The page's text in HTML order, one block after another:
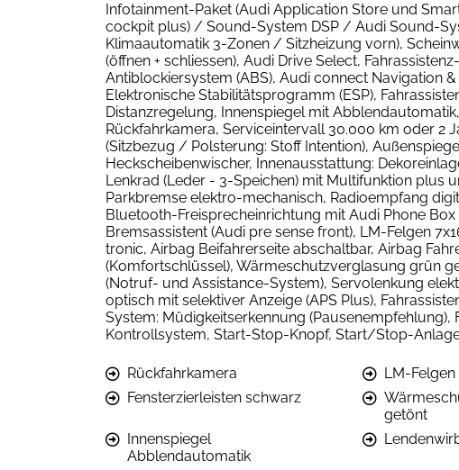
Infotainment-Paket (Audi Application Store und
cockpit plus) / Sound-System DSP / Audi Sound-
Klimaautomatik 3-Zonen / Sitzheizung vorn),
(öffnen + schliessen), Audi Drive Select,
Antiblockiersystem (ABS), Audi connect Navigation
Elektronische Stabilitätsprogramm (ESP),
Distanzregelung, Innenspiegel mit
Rückfahrkamera, Serviceintervall 30.000 km oder 2
(Sitzbezug / Polsterung: Stoff Intention),
Heckscheibenwischer, Innenausstattung:
Lenkrad (Leder - 3-Speichen) mit Multifunktion plus
Parkbremse elektro-mechanisch, Radioempfang
Bluetooth-Freisprecheinrichtung mit Audi Phone
Bremsassistent (Audi pre sense front), LM-Felgen
tronic, Airbag Beifahrerseite abschaltbar, Airbag
(Komfortschlüssel), Wärmeschutzverglasung grün
(Notruf- und Assistance-System), Servolenkung
optisch mit selektiver Anzeige (APS Plus),
System: Müdigkeitserkennung
Kontrollsystem, Start-Stop-Knopf, Start/Stop-
Rückfahrkamera LM-Felgen
Fensterzierleisten schwarz
getönt
Innenspiegel
Abblendautomatik